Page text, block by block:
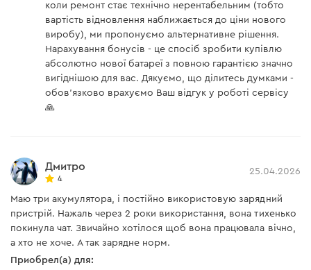
Зарядное устройство нет
Набор шлифовальной
бумаги 93mm: 2x P60 ,
2xP120,2x P180, 2xP240
Основа для шлифовальной
бумаги 93мм
Скребок
Зарядное устройство Dnipro-M FC-122
Зарядное устройство
коли ремонт стає технічно нерентабельним (тобто
вартість відновлення наближається до ціни нового
виробу), ми пропонуємо альтернативне рішення.
Нарахування бонусів - це спосіб зробити купівлю
абсолютно нової батареї з повною гарантією значно
вигіднішою для вас. Дякуємо, що ділитесь думками -
обов'язково врахуємо Ваш відгук у роботі сервісу
🙏
Дмитро
4
25.04.2026
Маю три акумулятора, і постійно використовую зарядний
пристрій. Нажаль через 2 роки використання, вона тихенько
покинула чат. Звичайно хотілося щоб вона працювала вічно,
а хто не хоче. А так зарядне норм.
Приобрел(а) для: